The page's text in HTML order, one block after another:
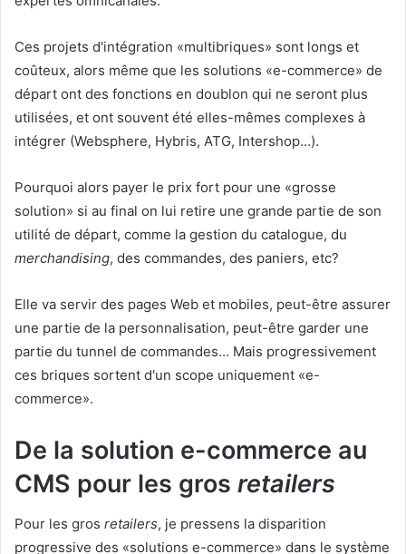
Ces projets d'intégration «multibriques» sont longs et
coûteux, alors même que les solutions «e-commerce» de
départ ont des fonctions en doublon qui ne seront plus
utilisées, et ont souvent été elles-mêmes complexes à
intégrer (Websphere, Hybris, ATG, Intershop…).
Pourquoi alors payer le prix fort pour une «grosse
solution» si au final on lui retire une grande partie de son
utilité de départ, comme la gestion du catalogue, du
merchandising, des commandes, des paniers, etc?
Elle va servir des pages Web et mobiles, peut-être assurer
une partie de la personnalisation, peut-être garder une
partie du tunnel de commandes… Mais progressivement
ces briques sortent d'un scope uniquement «e-
commerce».
De la solution e-commerce au
CMS pour les gros retailers
Pour les gros retailers, je pressens la disparition
progressive des «solutions e-commerce» dans le système